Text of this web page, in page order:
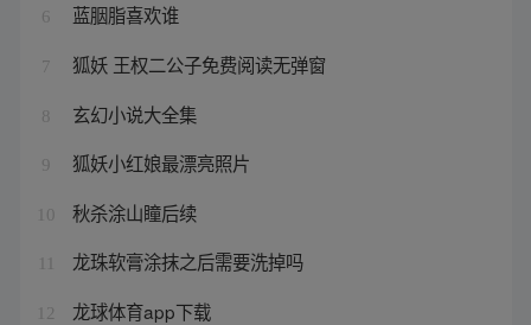
6 蓝胭脂喜欢谁
7 狐妖 王权二公子免费阅读无弹窗
8 玄幻小说大全集
9 狐妖小红娘最漂亮照片
10 秋杀涂山瞳后续
龙珠软膏涂抹之后需要洗掉吗
12 龙球体育app下载